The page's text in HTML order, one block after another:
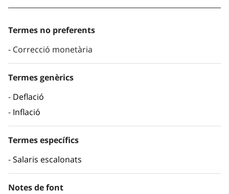
Termes no preferents
Correcció monetària
Termes genèrics
Deflació
Inflació
Termes específics
Salaris escalonats
Notes de font